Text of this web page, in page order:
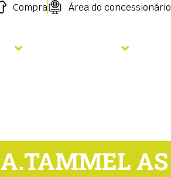
Compra Área do concessionário
A.TAMMEL AS